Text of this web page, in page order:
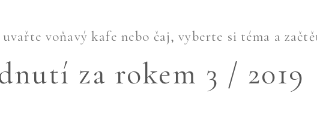
voňavý kafe nebo čaj, vyberte si téma a
za rokem 3 / 2019